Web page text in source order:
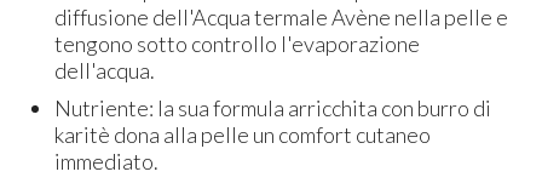
diffusione dell'Acqua termale Avène nella pelle e
tengono sotto controllo l'evaporazione
dell'acqua.
Nutriente: la sua formula arricchita con burro di
karitè dona alla pelle un comfort cutaneo
immediato.